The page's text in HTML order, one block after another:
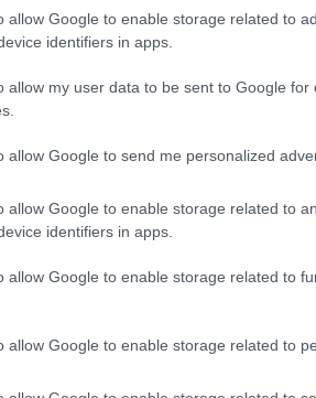
allow Google to enable storage related to
identifiers in apps.
allow my user data to be sent to Google for
allow Google to send me personalized
allow Google to enable storage related to
identifiers in apps.
allow Google to enable storage related to
allow Google to enable storage related to
Υγείας (ΕΟΔΥ), στο πλαίσιο
των κρουσμάτων
τα ακόλουθα:
μηνιγγιτιδοκοκκική νόσο
meningitidis) είναι βακτήριο που
ατόμων – φορέων.Η
είναι περίπλοκη και υπάρχουν
και άτομα που μόλις